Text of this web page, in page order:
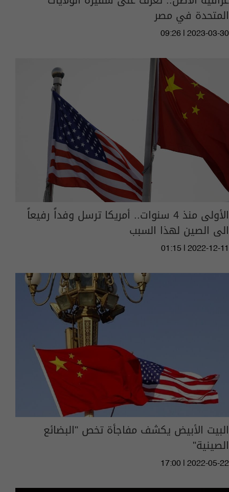
المتحدة في مصر
09:26 | 2023-03-30
الأولى منذ 4 سنوات.. أمريكا ترسل وفداً رفيعاً
الى الصين لهذا السبب
01:15 | 2022-12-11
البيت الأبيض يكشف مفاجأة تخص "البضائع
الصينية"
17:00 | 2022-05-22